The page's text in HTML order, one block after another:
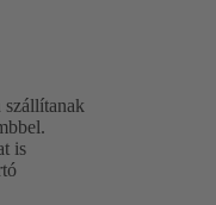
szállítanak
is